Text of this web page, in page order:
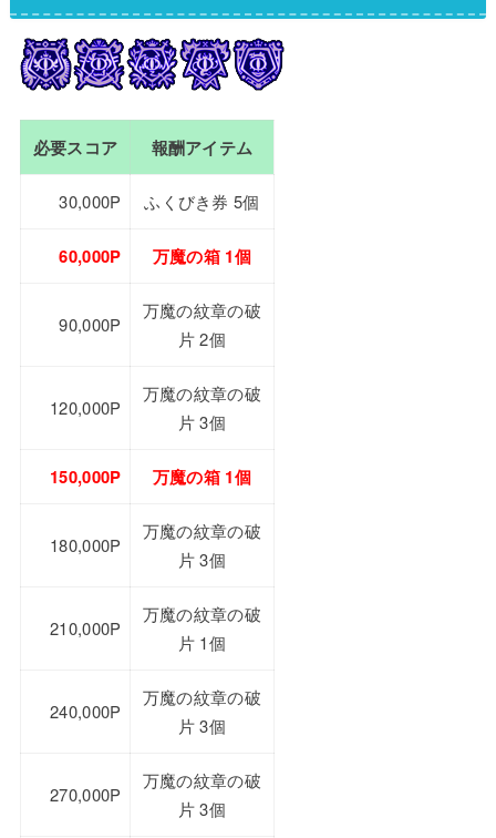
必要スコア 報酬アイテム
30,000P ふくびき券 5個
60,000P 万魔の箱 1個
90,000P
万魔の紋章の破
片 2個
120,000P
万魔の紋章の破
片 3個
150,000P 万魔の箱 1個
180,000P
万魔の紋章の破
片 3個
210,000P
万魔の紋章の破
片 1個
240,000P
万魔の紋章の破
片 3個
270,000P
万魔の紋章の破
片 3個